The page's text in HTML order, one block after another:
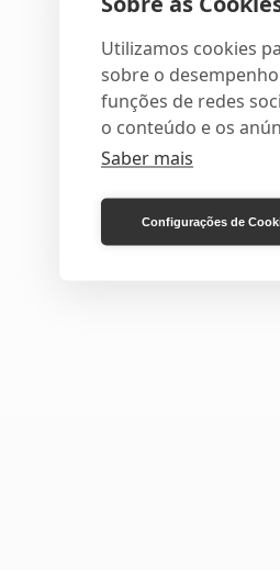
Utilizamos cookies
sobre o
funções de redes
o conteúdo e os
Saber mais
Configurações de